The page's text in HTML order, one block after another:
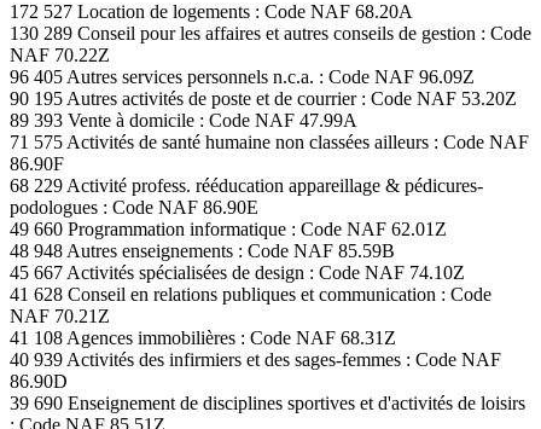
172 527 Location de logements : Code NAF 68.20A
130 289 Conseil pour les affaires et autres conseils de gestion : Code
NAF 70.22Z
96 405 Autres services personnels n.c.a. : Code NAF 96.09Z
90 195 Autres activités de poste et de courrier : Code NAF 53.20Z
89 393 Vente à domicile : Code NAF 47.99A
71 575 Activités de santé humaine non classées ailleurs : Code NAF
86.90F
68 229 Activité profess. rééducation appareillage & pédicures-
podologues : Code NAF 86.90E
49 660 Programmation informatique : Code NAF 62.01Z
48 948 Autres enseignements : Code NAF 85.59B
45 667 Activités spécialisées de design : Code NAF 74.10Z
41 628 Conseil en relations publiques et communication : Code
NAF 70.21Z
41 108 Agences immobilières : Code NAF 68.31Z
40 939 Activités des infirmiers et des sages-femmes : Code NAF
86.90D
39 690 Enseignement de disciplines sportives et d'activités de loisirs